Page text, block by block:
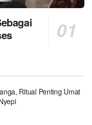
Ritual Penting Umat